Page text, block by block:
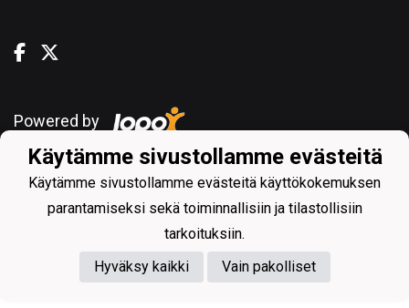
Powered by
Käytämme sivustollamme evästeitä
Käytämme sivustollamme evästeitä käyttökokemuksen
parantamiseksi sekä toiminnallisiin ja tilastollisiin
tarkoituksiin.
Hyväksy kaikki
Vain pakolliset